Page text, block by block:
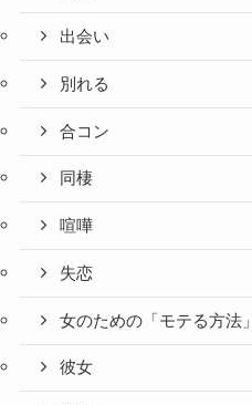
出会い
別れる
合コン
同棲
喧嘩
失恋
女のための「モテる方法」
彼女